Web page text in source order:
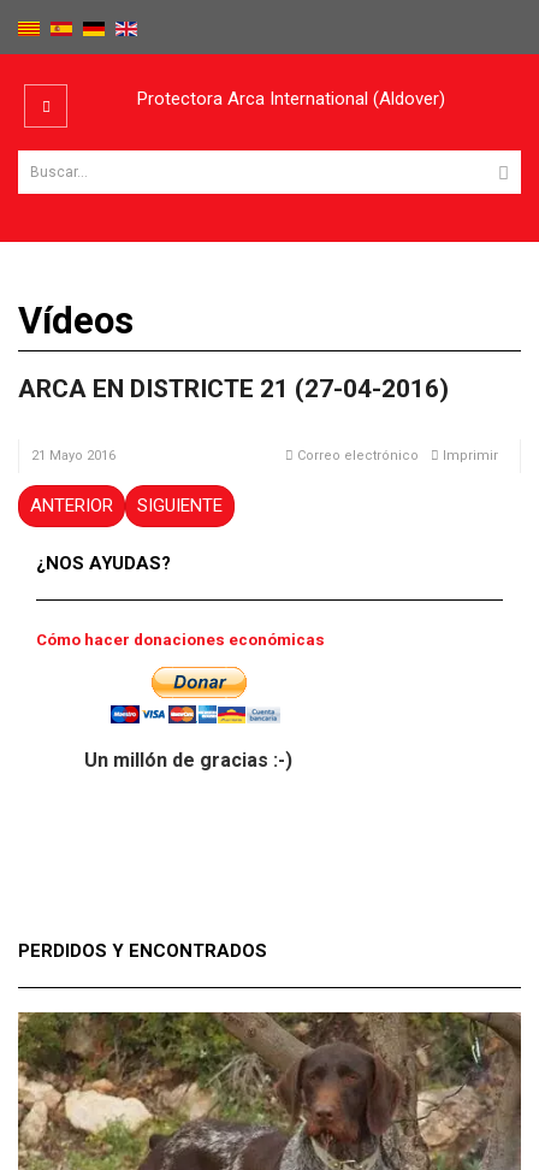
Protectora Arca International (Aldover)
Vídeos
ARCA EN DISTRICTE 21 (27-04-2016)
21 Mayo 2016 Imprimir
Correo electrónico
ANTERIOR SIGUIENTE
¿NOS AYUDAS?
Cómo hacer donaciones económicas
Un millón de gracias :-)
PERDIDOS Y ENCONTRADOS